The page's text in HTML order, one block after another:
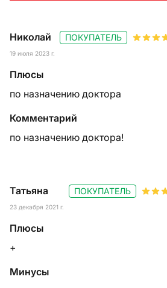
Николай
19 июля 2023 г.
ПОКУПАТЕЛЬ
Плюсы
по назначению доктора
Комментарий
по назначению доктора!
Татьяна
23 декабря 2021 г.
ПОКУПАТЕЛЬ
Плюсы
+
Минусы